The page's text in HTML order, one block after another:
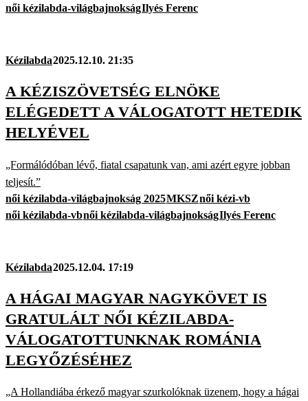
női kézilabda-világbajnokságIlyés Ferenc
Kézilabda2025.12.10. 21:35
A KÉZISZÖVETSÉG ELNÖKE
ELÉGEDETT A VÁLOGATOTT HETEDIK
HELYÉVEL
„Formálódóban lévő, fiatal csapatunk van, ami azért egyre jobban
teljesít.”
női kézilabda-világbajnokság 2025MKSZnői kézi-vb
női kézilabda-vbnői kézilabda-világbajnokságIlyés Ferenc
Kézilabda2025.12.04. 17:19
A HÁGAI MAGYAR NAGYKÖVET IS
GRATULÁLT NŐI KÉZILABDA-
VÁLOGATOTTUNKNAK ROMÁNIA
LEGYŐZÉSÉHEZ
„A Hollandiába érkező magyar szurkolóknak üzenem, hogy a hágai